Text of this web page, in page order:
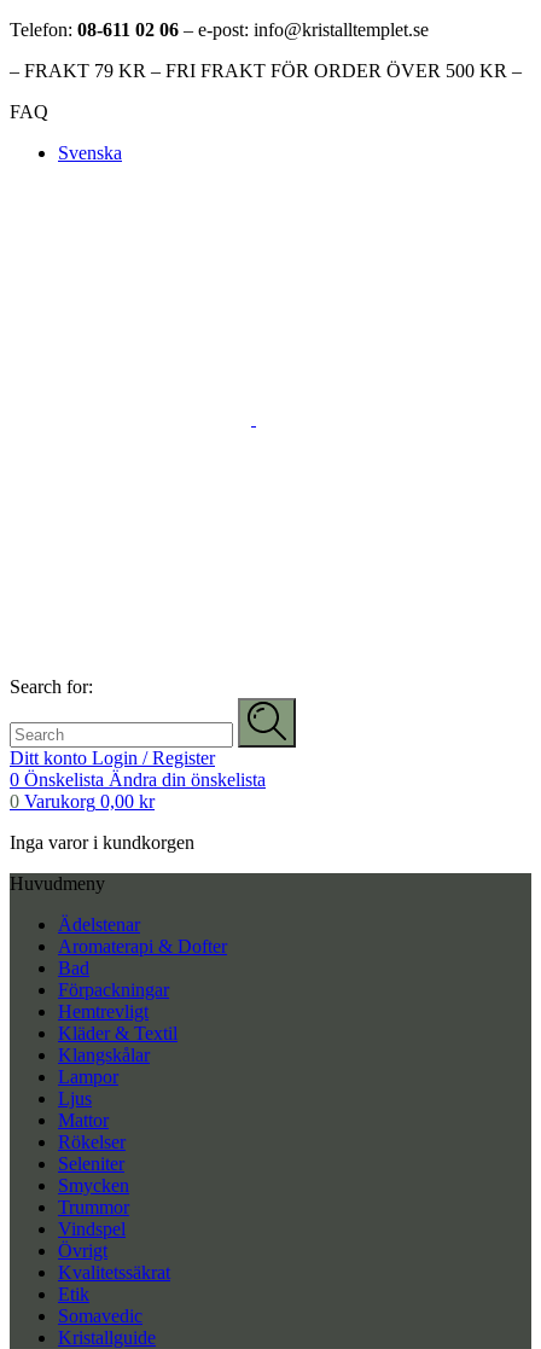
Telefon: 08-611 02 06 – e-post: info@kristalltemplet.se
– FRAKT 79 KR – FRI FRAKT FÖR ORDER ÖVER 500 KR –
FAQ
Svenska
Search for:
Ditt konto Login / Register
0 Önskelista Ändra din önskelista
0 Varukorg 0,00 kr
Inga varor i kundkorgen
Huvudmeny
Ädelstenar
Aromaterapi & Dofter
Bad
Förpackningar
Hemtrevligt
Kläder & Textil
Klangskålar
Lampor
Ljus
Mattor
Rökelser
Seleniter
Smycken
Trummor
Vindspel
Övrigt
Kvalitetssäkrat
Etik
Somavedic
Kristallguide